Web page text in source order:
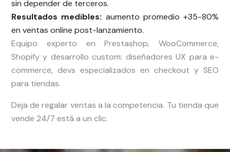
sin depender de terceros.
Resultados medibles: aumento promedio +35-80%
en ventas online post-lanzamiento.
Equipo experto en Prestashop, WooCommerce,
Shopify y desarrollo custom: diseñadores UX para e-
commerce, devs especializados en checkout y SEO
para tiendas.
Deja de regalar ventas a la competencia. Tu tienda que
vende 24/7 está a un clic.